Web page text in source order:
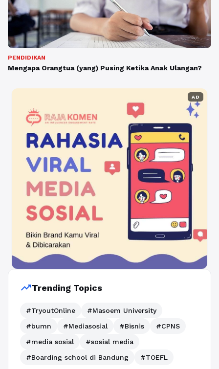
PENDIDIKAN
Mengapa Orangtua (yang) Pusing Ketika Anak Ulangan?
AD
trending_upTrending Topics
#TryoutOnline
#Masoem University
#bumn
#Mediasosial #Bisnis
#CPNS
#media sosial
#sosial media
#Boarding school di Bandung
#TOEFL